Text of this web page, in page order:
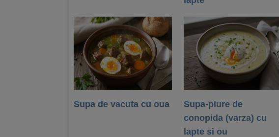
Supa de vacuta cu oua
Supa-piure de
conopida (varza) cu
lapte si ou